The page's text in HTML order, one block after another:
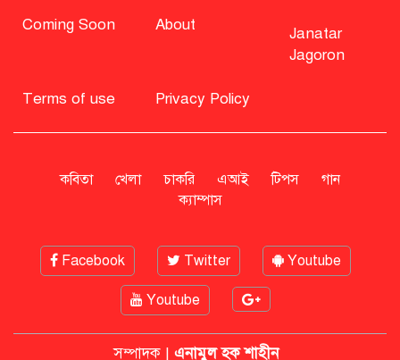
বিএনপি নিয়ে জামায়াতের মন্তব্যে
এনসিপি
সাহাবুদ্দিন
মশার কয়েল জ্বালাতে বিস্ফোরণে দগ্ধ
পোশাকশ্রমিক দম্পতি
Coming Soon About
Janatar
Jagoron
Terms of use Privacy Policy
কবিতা খেলা চাকরি এআই টিপস
গান
ক্যাম্পাস
Facebook Twitter Youtube
Youtube
সম্পাদক | এনামুল হক শাহীন